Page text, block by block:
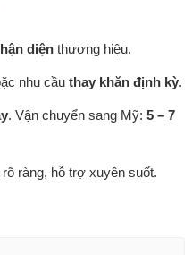
diện thương hiệu.
nhu cầu thay khăn định kỳ.
. Vận chuyển sang Mỹ: 5 – 7
rõ ràng, hỗ trợ xuyên suốt.